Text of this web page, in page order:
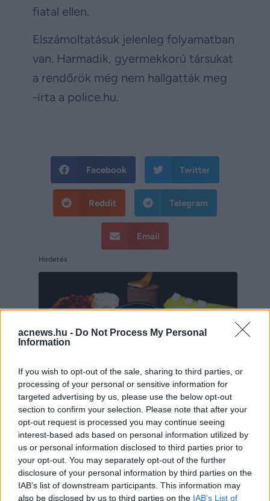
acnews.hu - Do Not Process My Personal
Information
If you wish to opt-out of the sale, sharing to third parties, or
processing of your personal or sensitive information for
targeted advertising by us, please use the below opt-out
section to confirm your selection. Please note that after your
opt-out request is processed you may continue seeing
interest-based ads based on personal information utilized by
us or personal information disclosed to third parties prior to
your opt-out. You may separately opt-out of the further
disclosure of your personal information by third parties on the
IAB’s list of downstream participants. This information may
also be disclosed by us to third parties on the IAB’s List of
fiatal ellen.
Elszámoltatásuk jelenleg folyamatban
van. Harmadik, gyermekkorú társukat
a rendőrök még nem hallgatták meg
-írta a police.hu.
Facebook Twitter
Reddit Telegram
Email
Hirdetés
Hirdetés